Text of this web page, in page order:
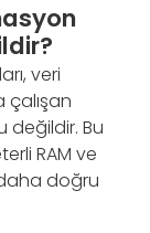
veri
çalışan
değildir. Bu
RAM ve
doğru